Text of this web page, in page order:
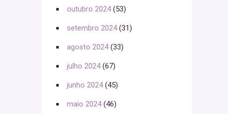
outubro 2024(53)
setembro 2024(31)
agosto 2024(33)
julho 2024(67)
junho 2024(45)
maio 2024(46)